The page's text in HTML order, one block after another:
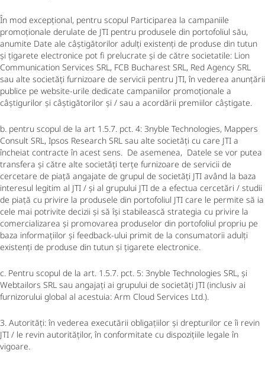
În mod excepțional, pentru scopul Participarea la campaniile
promoționale derulate de JTI pentru produsele din portofoliul său,
anumite Date ale câștigătorilor adulți existenți de produse din tutun
și țigarete electronice pot fi prelucrate și de către societatile: Lion
Communication Services SRL, FCB Bucharest SRL, Red Agency SRL
sau alte societăți furnizoare de servicii pentru JTI, în vederea anunțării
publice pe website-urile dedicate campaniilor promoționale a
câștigurilor și câștigătorilor și / sau a acordării premiilor câștigate.
b. pentru scopul de la art 1.5.7. pct. 4: 3nyble Technologies, Mappers
Consult SRL, Ipsos Research SRL sau alte societăți cu care JTI a
încheiat contracte în acest sens. De asemenea, Datele se vor putea
transfera și către alte societăți terțe furnizoare de servicii de
cercetare de piață angajate de grupul de societăți JTI având la baza
interesul legitim al JTI / și al grupului JTI de a efectua cercetări / studii
de piață cu privire la produsele din portofoliul JTI care le permite să ia
cele mai potrivite decizii și să își stabilească strategia cu privire la
comercializarea și promovarea produselor din portofoliul propriu pe
baza informațiilor și feedback-ului primit de la consumatorii adulți
existenți de produse din tutun și țigarete electronice.
c. Pentru scopul de la art. 1.5.7. pct. 5: 3nyble Technologies SRL, și
Webtailors SRL sau angajați ai grupului de societăți JTI (inclusiv ai
furnizorului global al acestuia: Arm Cloud Services Ltd.).
3. Autorități: în vederea executării obligațiilor și drepturilor ce îi revin
JTI / le revin autorităților, în conformitate cu dispozițiile legale în
vigoare.